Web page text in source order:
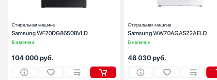
Schulthess
Signature Kitchen Suite
В наличии
Стиральная машина
Samsung WF20DG8650BVLD
104 000руб.
В наличии
Стиральная машина
Samsung WW70AGAS22AELD
48 030руб.